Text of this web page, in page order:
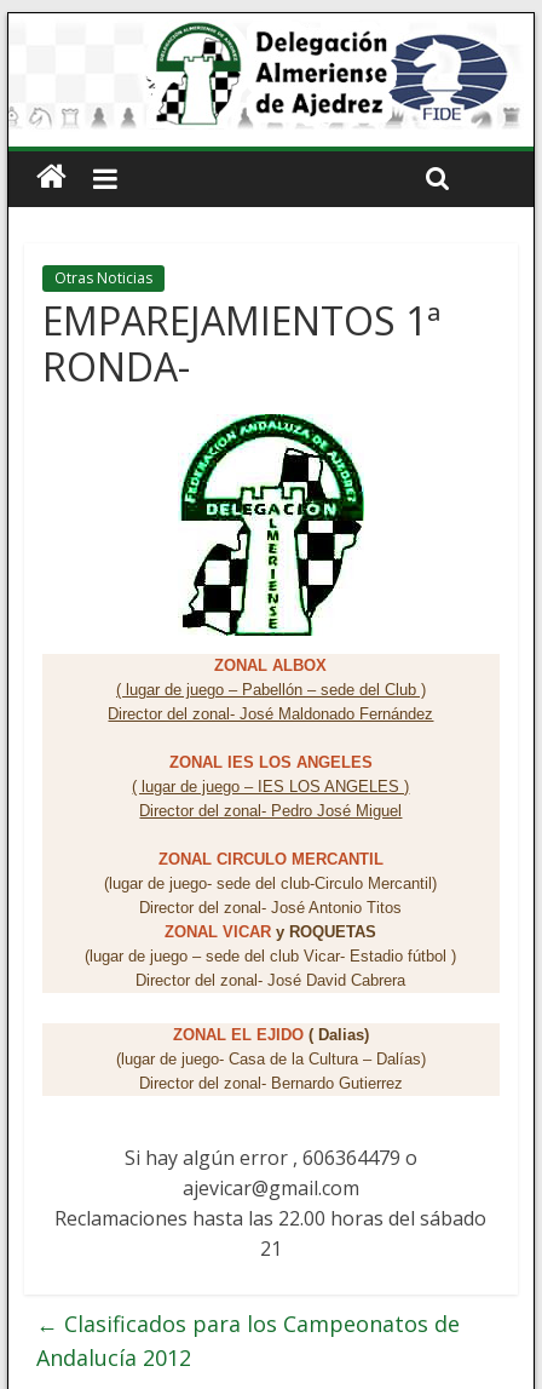
Otras Noticias
EMPAREJAMIENTOS 1ª
RONDA-
ZONAL ALBOX
( lugar de juego – Pabellón – sede del Club )
Director del zonal- José Maldonado Fernández
ZONAL IES LOS ANGELES
( lugar de juego – IES LOS ANGELES )
Director del zonal- Pedro José Miguel
ZONAL CIRCULO MERCANTIL
(lugar de juego- sede del club-Circulo Mercantil)
Director del zonal- José Antonio Titos
ZONAL VICAR y ROQUETAS
(lugar de juego – sede del club Vicar- Estadio fútbol )
Director del zonal- José David Cabrera
ZONAL EL EJIDO( Dalias)
(lugar de juego- Casa de la Cultura – Dalías)
Director del zonal- Bernardo Gutierrez
Si hay algún error , 606364479 o
ajevicar@gmail.com
Reclamaciones hasta las 22.00 horas del sábado
21
← Clasificados para los Campeonatos de
Andalucía 2012